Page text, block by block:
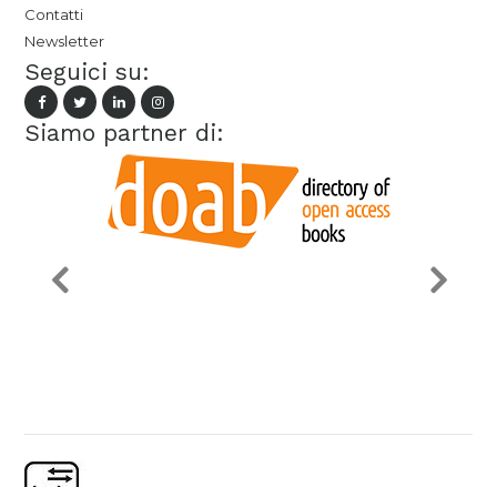
Contatti
Newsletter
Seguici su:
Siamo partner di: